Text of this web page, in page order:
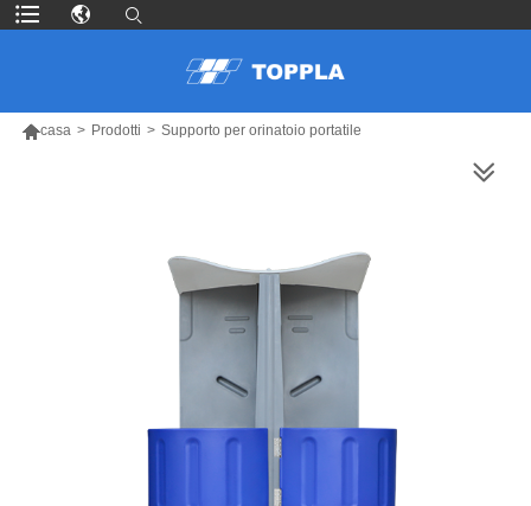
casa > Prodotti > Supporto per orinatoio portatile